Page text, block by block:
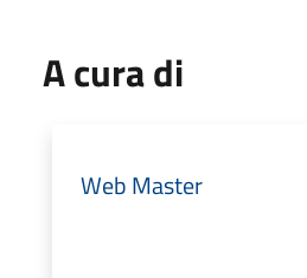
A cura di
Web Master